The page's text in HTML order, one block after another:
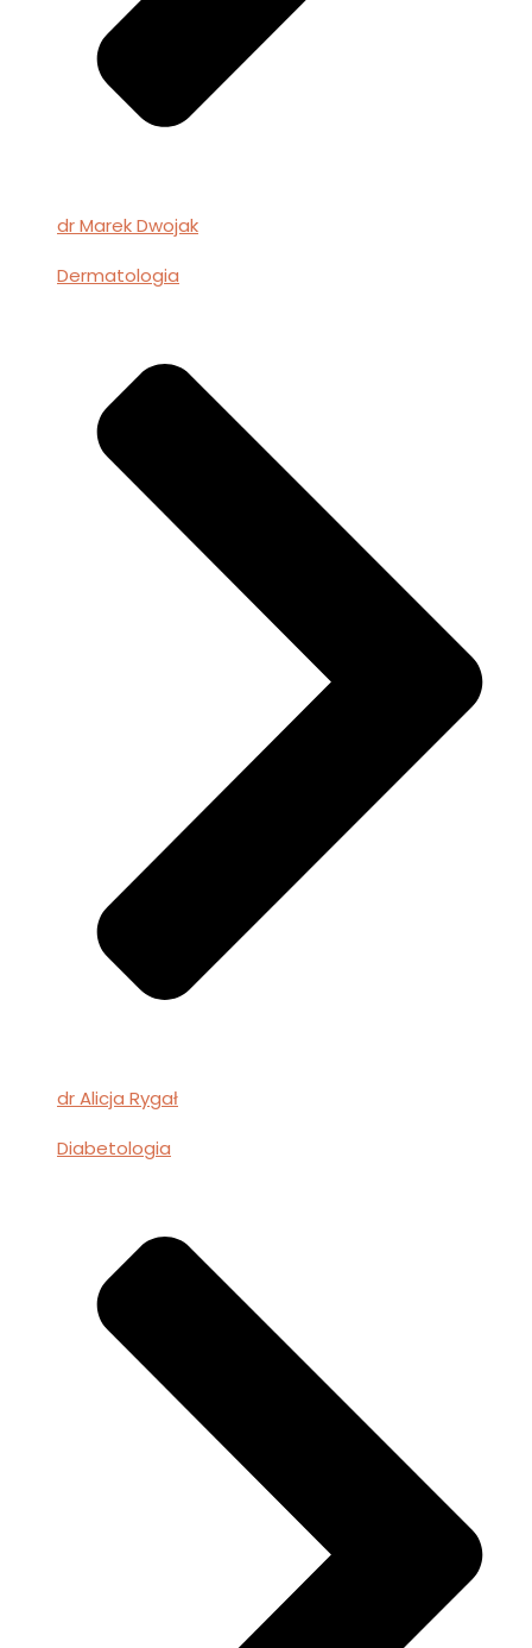
dr Marek Dwojak
Dermatologia
dr Alicja Rygał
Diabetologia